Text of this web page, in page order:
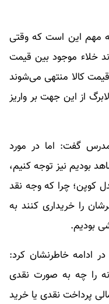
مهم این است که وقتی
خلاء موجود بین قیمت
کالا منتهی می‌شوند
از این جهت بر واریز
گفت: اما در مورد
بودیم نیز توجه کنیم،
کوپن؛ چرا که وجه نقد
را خریداری کنند به
بودیم.
ادامه خاطرنشان کرد:
را چه به صورت نقدی
پرداخت نقدی یا خرید